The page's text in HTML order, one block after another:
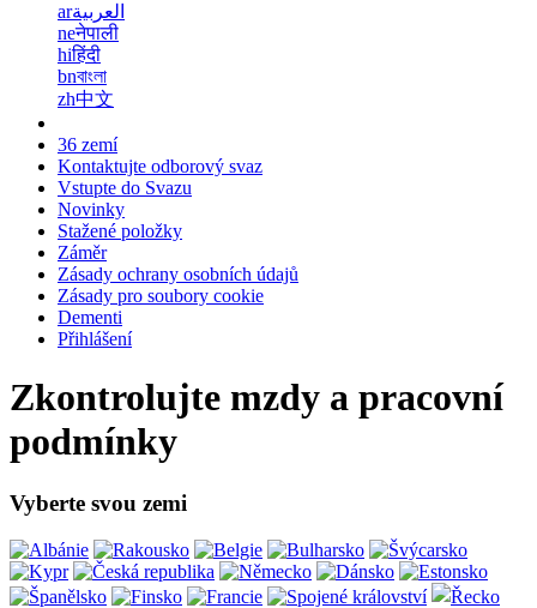
arالعربية
neनेपाली
hiहिंदी
bnবাংলা
zh中文
36 zemí
Kontaktujte odborový svaz
Vstupte do Svazu
Novinky
Stažené položky
Záměr
Zásady ochrany osobních údajů
Zásady pro soubory cookie
Dementi
Přihlášení
Zkontrolujte mzdy a pracovní
podmínky
Vyberte svou zemi